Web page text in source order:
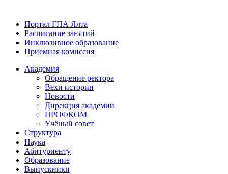
Портал ГПА Ялта
Расписание занятий
Инклюзивное образование
Приемная комиссия
Академия
Обращение ректора
Вехи истории
Новости
Дирекция академии
ПРОФКОМ
Учёный совет
Структура
Наука
Абитуриенту
Образование
Выпускники